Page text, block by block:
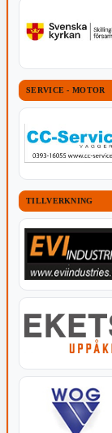
SERVICE - MOTOR
TILLVERKNING